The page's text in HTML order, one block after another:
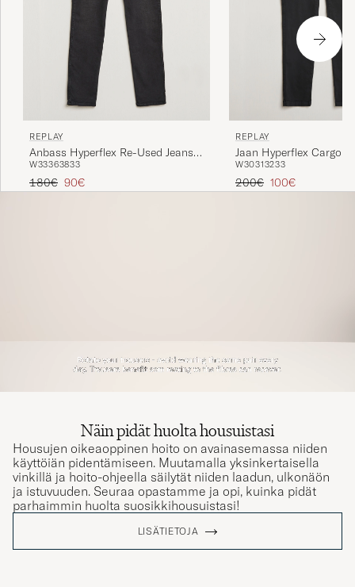
REPLAY
Anbass Hyperflex Re-Used Jeans
Washed Black
W33363833
Tavallinen hinta
180€ Alennettu hinta
90€
REPLAY
Jaan Hyperflex Cargo
W30313233
Tavallinen hinta
200€ Alennettu hinta
100€
Näin pidät huolta housuistasi
Housujen oikeaoppinen hoito on avainasemassa niiden
käyttöiän pidentämiseen. Muutamalla yksinkertaisella
vinkillä ja hoito-ohjeella säilytät niiden laadun, ulkonäön
ja istuvuuden. Seuraa opastamme ja opi, kuinka pidät
parhaimmin huolta suosikkihousuistasi!
LISÄTIETOJA